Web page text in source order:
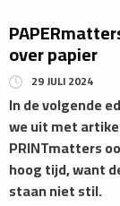
over papier
29 JULI 2024
In de volgende
we uit met
PRINTmatters
hoog tijd, want
staan niet stil.